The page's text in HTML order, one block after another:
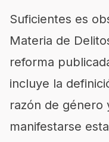
Suficientes es
Materia de
reforma
incluye la
razón de género
manifestarse